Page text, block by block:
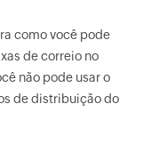
como você pode
de correio no
não pode usar o
de distribuição do